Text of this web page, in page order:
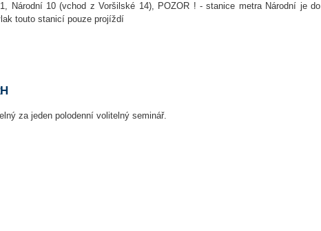
Národní 10 (vchod z Voršilské 14), POZOR ! - stanice metra Národní je do
touto stanicí pouze projíždí
za jeden polodenní volitelný seminář.